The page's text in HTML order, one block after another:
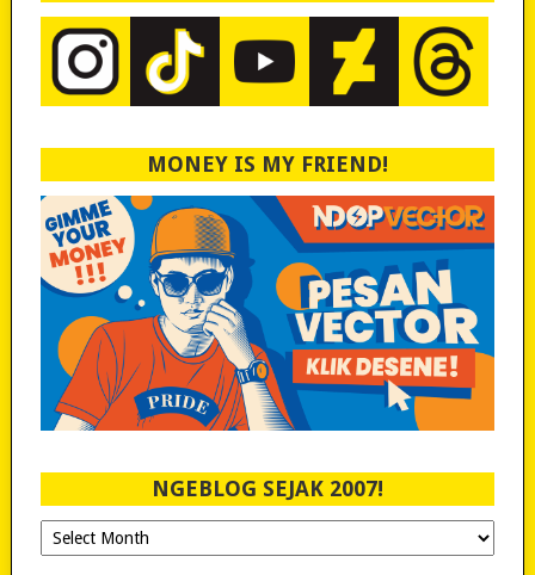
MONEY IS MY FRIEND!
NGEBLOG SEJAK 2007!
Ngeblog
Sejak